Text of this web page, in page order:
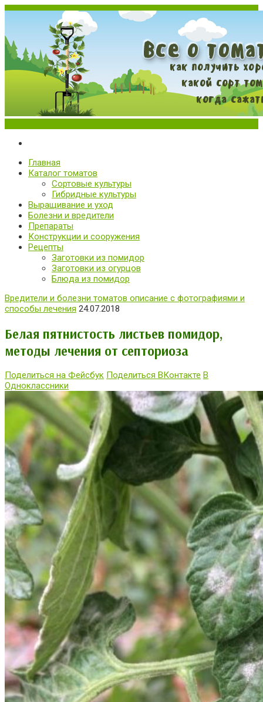
Все о томатах. Выращивание томатов. Сорта и рассада.
Выращивание и уход за томатами
Главная
Каталог томатов
Сортовые культуры
Гибридные культуры
Выращивание и уход
Болезни и вредители
Препараты
Конструкции и сооружения
Рецепты
Заготовки из помидор
Заготовки из огурцов
Блюда из помидор
Вредители и болезни томатов описание с фотографиями и
способы лечения 24.07.2018
Белая пятнистость листьев помидор,
методы лечения от септориоза
Поделиться на Фейсбук Поделиться ВКонтакте В
Одноклассники